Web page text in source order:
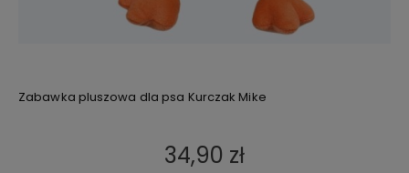
Zabawka pluszowa dla psa Kurczak Mike
34,90 zł